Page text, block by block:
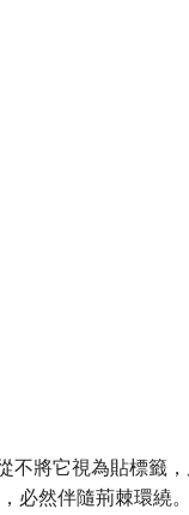
將它視為貼標籤，
必然伴隨荊棘環繞